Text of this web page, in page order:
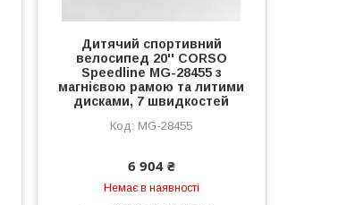
Дитячий спортивний
велосипед 20'' CORSO
Speedline MG-28455 з
магнієвою рамою та литими
дисками, 7 швидкостей
MG-28455
6 904 ₴
Немає в наявності